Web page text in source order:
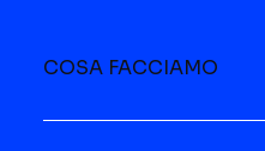
COSA FACCIAMO